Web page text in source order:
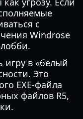
с
Windrose
в «белый
Это
EXE-файла
файлов R5,